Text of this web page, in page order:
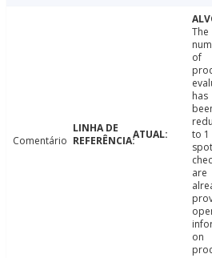
Comentário
The
of
has
to 1
are
on